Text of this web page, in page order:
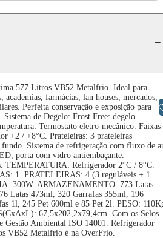
577 Litros VB52 Metalfrio. Ideal para
academias, farmácias, lan houses, mercados,
Perfeita conservação e exposição para
Sistema de Degelo: Frost Free: degelo
Termostato eletro-mecânico. Faixas
+2 / +8°C. Prateleiras: 3 prateleiras
Sistema de refrigeração com fluxo de
porta com vidro antiembaçante.
Refrigerador 2°C / 8°C.
1. PRATELEIRAS: 4 (3 reguláveis + 1
300W. ARMAZENAMENTO: 773 Latas
Latas 473ml, 320 Garrafas 355ml, 196
1l, 245 Pet 600ml e 85 Pet 2l. PESO:
67,5x202,2x79,4cm. Com os Selos
Gestão Ambiental ISO 14001. Refrigerador
VB52 Metalfrio é na OverFrio.
Libras